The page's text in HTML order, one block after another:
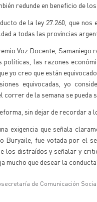
redunde en beneficio de
de la ley 27.260, que
a todas las provincias
Voz Docente, Samaniego
las razones
yo creo que están
equivocadas, yo
correr de la semana se
sin dejar de recordar a
exigencia que señala
Buryaile, fue votada por el
los distraídos y señalar y
mucho que desear la
de Comunicación